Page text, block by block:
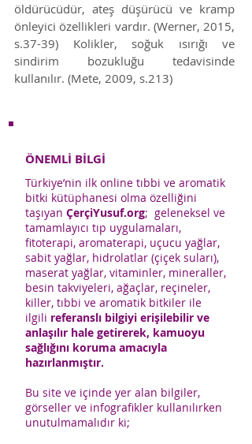
öldürücüdür, ateş düşürücü ve kramp
önleyici özellikleri vardır. (Werner, 2015,
s.37-39) Kolikler, soğuk ısırığı ve
sindirim bozukluğu tedavisinde
kullanılır. (Mete, 2009, s.213)
ÖNEMLİ BİLGİ
Türkiye’nin ilk online tıbbi ve aromatik
bitki kütüphanesi olma özelliğini
taşıyan ÇerçiYusuf.org; geleneksel ve
tamamlayıcı tıp uygulamaları,
fitoterapi, aromaterapi, uçucu yağlar,
sabit yağlar, hidrolatlar (çiçek suları),
maserat yağlar, vitaminler, mineraller,
besin takviyeleri, ağaçlar, reçineler,
killer, tıbbi ve aromatik bitkiler ile
ilgili referanslı bilgiyi erişilebilir ve
anlaşılır hale getirerek, kamuoyu
sağlığını koruma amacıyla
hazırlanmıştır.
Bu site ve içinde yer alan bilgiler,
görseller ve infografikler kullanılırken
unutulmamalıdır ki;